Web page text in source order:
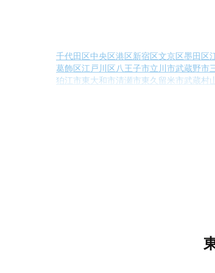
千代田区中央区港区新宿区文京区墨田区
葛飾区江戸川区八王子市立川市武蔵野市
狛江市東大和市清瀬市東久留米市武蔵村